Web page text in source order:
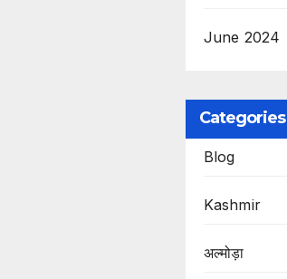
June 2024
Categories
Blog
Kashmir
अल्मोड़ा